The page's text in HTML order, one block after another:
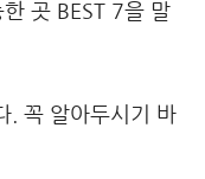
곳 BEST 7을 말
. 꼭 알아두시기 바